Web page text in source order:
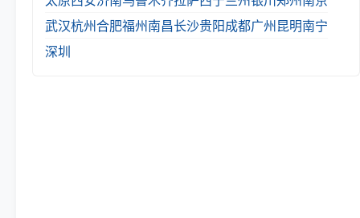
武汉杭州合肥福州南昌长沙贵阳成都广州昆明南宁
深圳